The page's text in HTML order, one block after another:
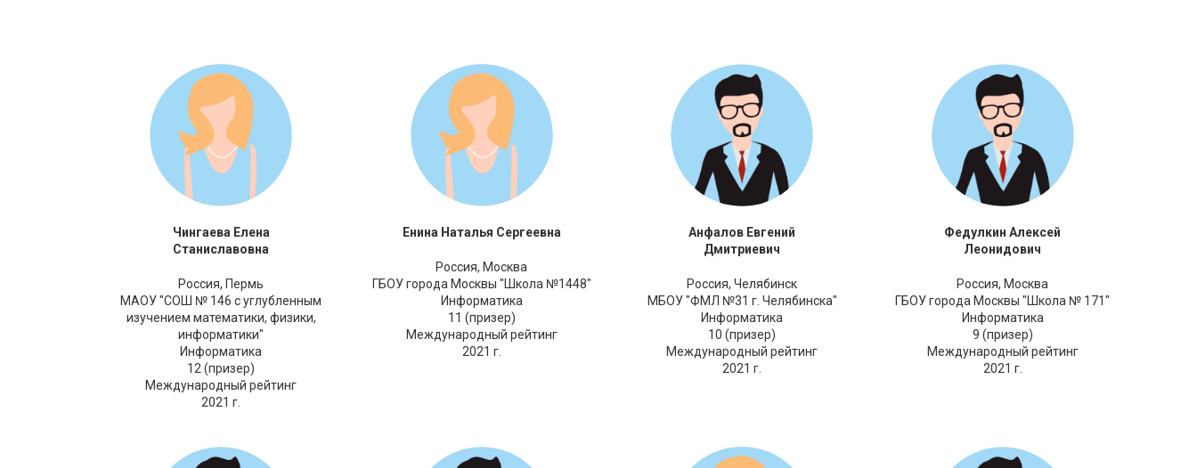
Чингаева Елена
Станиславовна
Россия, Пермь
МАОУ "СОШ № 146 с углубленным
изучением математики, физики,
информатики"
Информатика
12 (призер)
Международный рейтинг
2021 г.
Енина Наталья Сергеевна
Россия, Москва
ГБОУ города Москвы "Школа №1448"
Информатика
11 (призер)
Международный рейтинг
2021 г.
Анфалов Евгений
Дмитриевич
Россия, Челябинск
МБОУ "ФМЛ №31 г. Челябинска"
Информатика
10 (призер)
Международный рейтинг
2021 г.
Федулкин Алексей
Леонидович
Россия, Москва
ГБОУ города Москвы "Школа № 171"
Информатика
9 (призер)
Международный рейтинг
2021 г.